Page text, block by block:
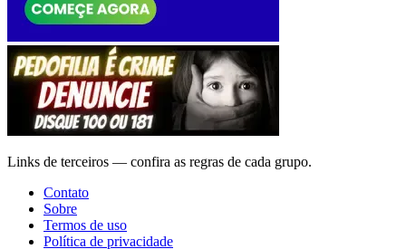
Links de terceiros — confira as regras de cada grupo.
Contato
Sobre
Termos de uso
Política de privacidade